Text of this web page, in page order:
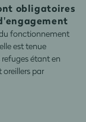
obligatoires
fonctionnement
est tenue
étant en
par